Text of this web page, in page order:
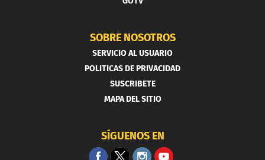
SOBRE NOSOTROS
SERVICIO AL USUARIO
POLITICAS DE PRIVACIDAD
SUSCRIBETE
MAPA DEL SITIO
SÍGUENOS EN